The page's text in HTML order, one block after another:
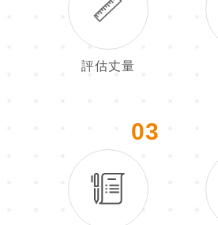
評估丈量
03